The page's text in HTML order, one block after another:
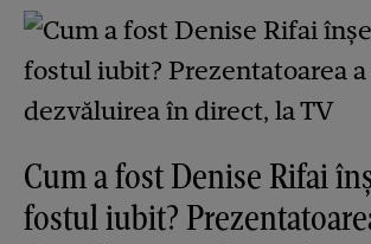
Cum a fost Denise Rifai
fostul iubit?